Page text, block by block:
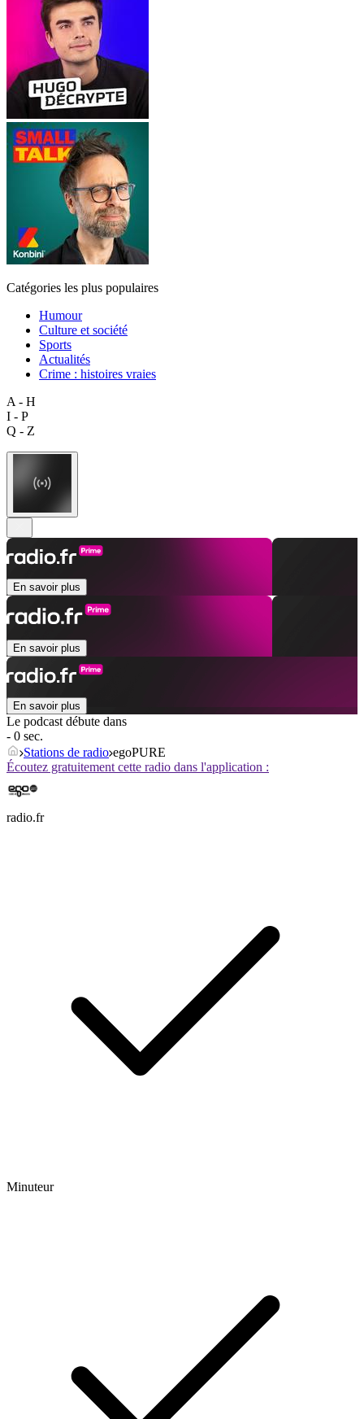
Catégories les plus populaires
Humour
Culture et société
Sports
Actualités
Crime : histoires vraies
A - H
I - P
Q - Z
En savoir plus
En savoir plus
En savoir plus
Le podcast débute dans
- 0 sec.
Stations de radio egoPURE
Écoutez gratuitement cette radio dans l'application :
radio.fr
Minuteur